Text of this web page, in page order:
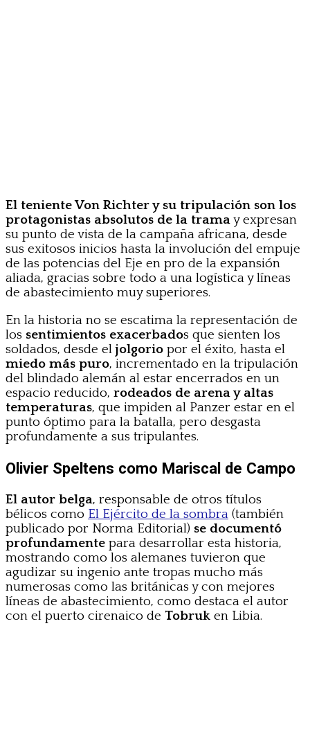
El teniente Von Richter y su tripulación son los
protagonistas absolutos de la tramay expresan
su punto de vista de la campaña africana, desde
sus exitosos inicios hasta la involución del empuje
de las potencias del Eje en pro de la expansión
aliada, gracias sobre todo a una logística y líneas
de abastecimiento muy superiores.
En la historia no se escatima la representación de
los sentimientos exacerbados que sienten los
soldados, desde eljolgorio por el éxito, hasta el
miedo más puro, incrementado en la tripulación
del blindado alemán al estar encerrados en un
espacio reducido, rodeados de arena y altas
temperaturas, que impiden al Panzer estar en el
punto óptimo para la batalla, pero desgasta
profundamente a sus tripulantes.
Olivier Speltens como Mariscal de Campo
El autor belga, responsable de otros títulos
bélicos como El Ejército de la sombra (también
publicado por Norma Editorial) se documentó
profundamente para desarrollar esta historia,
mostrando como los alemanes tuvieron que
agudizar su ingenio ante tropas mucho más
numerosas como las británicas y con mejores
líneas de abastecimiento, como destaca el autor
con el puerto cirenaico de Tobruk en Libia.